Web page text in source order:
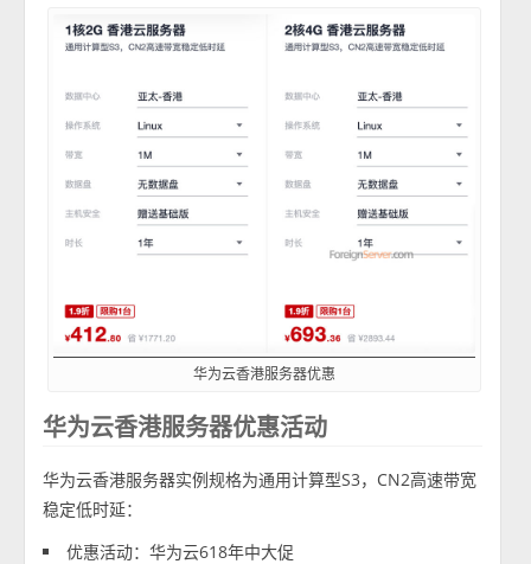
华为云香港服务器优惠
华为云香港服务器优惠活动
华为云香港服务器实例规格为通用计算型S3，CN2高速带宽
稳定低时延：
优惠活动：华为云618年中大促